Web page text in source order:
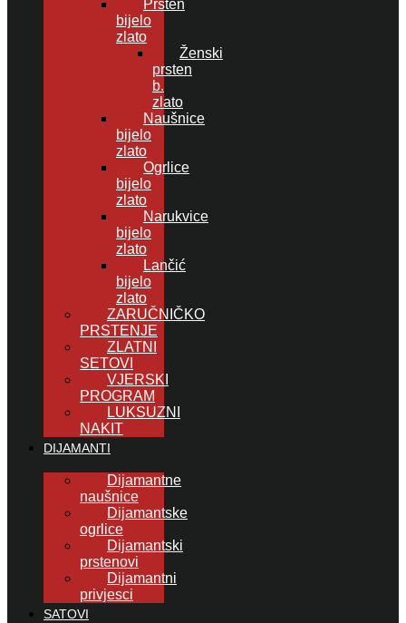
Prsten
bijelo
zlato
Ženski
prsten
b.
zlato
Naušnice
bijelo
zlato
Ogrlice
bijelo
zlato
Narukvice
bijelo
zlato
Lančić
bijelo
zlato
ZARUČNIČKO
PRSTENJE
ZLATNI
SETOVI
VJERSKI
PROGRAM
LUKSUZNI
NAKIT
DIJAMANTI
Dijamantne
naušnice
Dijamantske
ogrlice
Dijamantski
prstenovi
Dijamantni
privjesci
SATOVI